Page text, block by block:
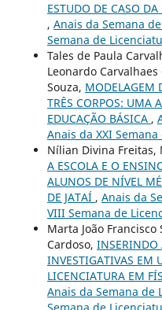
ESTUDO DE CASO
, Anais da Semana
Semana de
Tales de Paula
Leonardo Carvalhaes
Souza, MODELAGEM
TRÊS CORPOS: UMA
EDUCAÇÃO BÁSICA ,
Anais da XXI
Nílian Divina Freitas,
A ESCOLA E O
ALUNOS DE NÍVEL
DE JATAÍ , Anais da
VIII Semana de
Marta João Francisco
Cardoso, INSERINDO
INVESTIGATIVAS EM
LICENCIATURA EM
Anais da Semana de
Semana de